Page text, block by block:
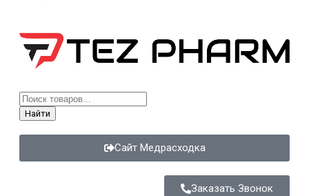
Найти
Сайт Медрасходка
Заказать Звонок